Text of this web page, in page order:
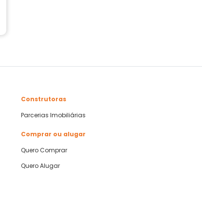
Construtoras
Parcerias Imobiliárias
Comprar ou alugar
Quero Comprar
Quero Alugar